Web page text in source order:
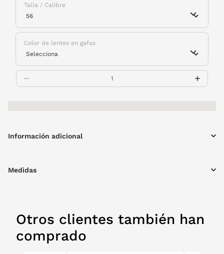
Talla / Calibre
Color de lentes en gafas
Información adicional
Medidas
Otros clientes también han
comprado